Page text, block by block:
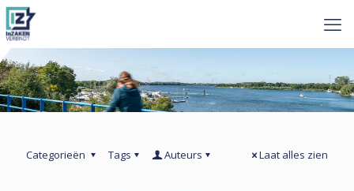
Categorieën Tags Auteurs Laat alles zien